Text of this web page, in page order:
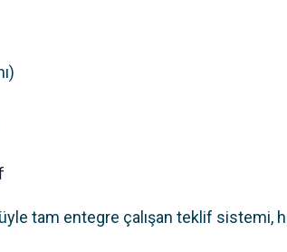
tam entegre çalışan teklif sistemi,